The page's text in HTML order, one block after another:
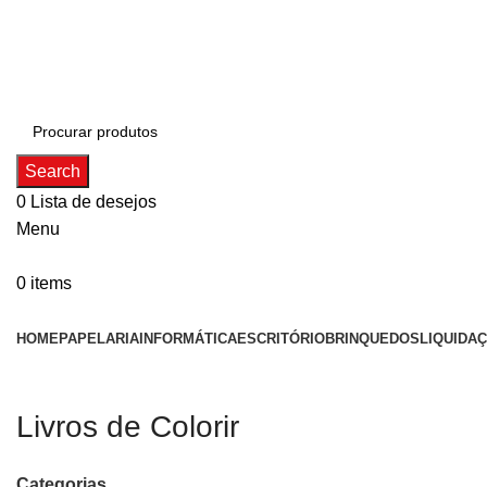
Search
0 Lista de desejos
Menu
0 items
HOMEPAPELARIA INFORMÁTICAESCRITÓRIOBRINQUEDOS
Livros de Colorir